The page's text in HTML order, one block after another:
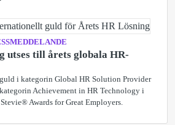
utses till årets globala HR-
i kategorin Global HR Solution Provider
Achievement in HR Technology i
Awards for Great Employers.